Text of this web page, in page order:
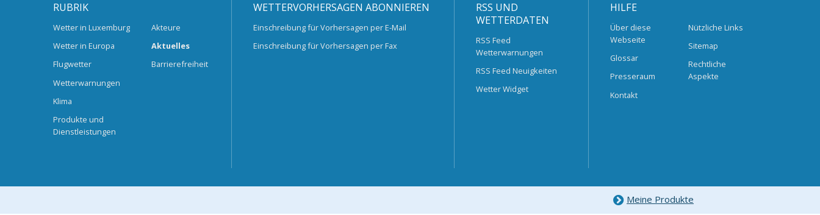
RUBRIK
Wetter in Luxemburg
Wetter in Europa
Flugwetter
Wetterwarnungen
Klima
Produkte und
Dienstleistungen
Akteure
Aktuelles
Barrierefreiheit
WETTERVORHERSAGEN ABONNIEREN
Einschreibung für Vorhersagen per E-Mail
Einschreibung für Vorhersagen per Fax
RSS UND
WETTERDATEN
RSS Feed
Wetterwarnungen
RSS Feed Neuigkeiten
Wetter Widget
HILFE
Über diese
Webseite
Glossar
Presseraum
Kontakt
Nützliche Links
Sitemap
Rechtliche
Aspekte
Meine Produkte